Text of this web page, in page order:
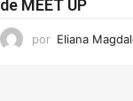
de MEET UP
por Eliana